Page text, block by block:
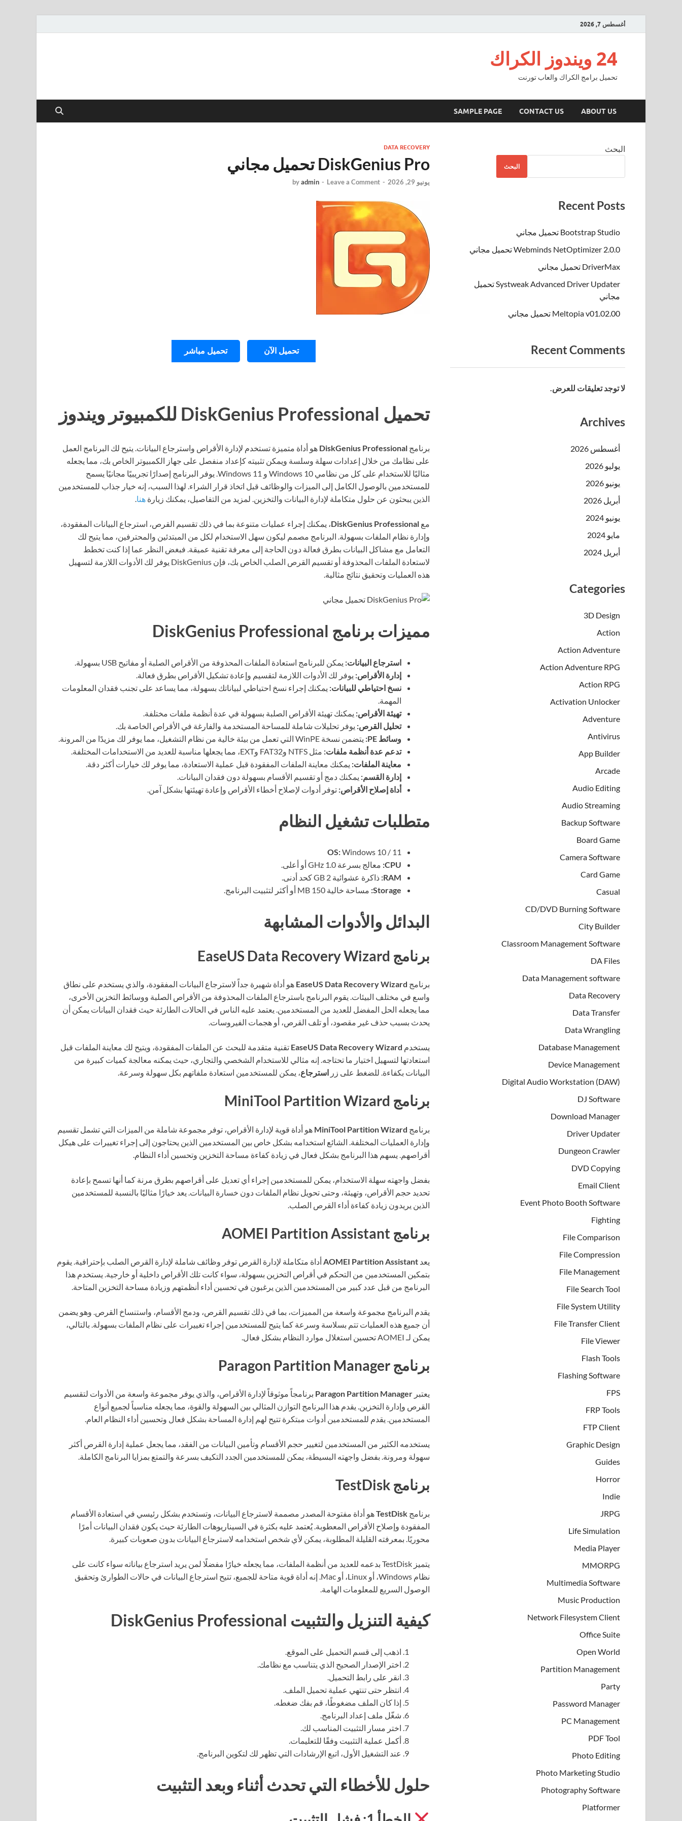
أغسطس 7, 2026
24 ويندوز الكراك
تحميل برامج الكراك والعاب تورنت
ABOUT US
CONTACT US
SAMPLE PAGE
DATA RECOVERY
DiskGenius Pro تحميل مجاني
يونيو 29, 2026 -
byadmin - Leave a Comment
تحميل الآن تحميل مباشر
تحميل DiskGenius Professional للكمبيوتر ويندوز
برنامج DiskGenius Professional هو أداة متميزة تستخدم لإدارة الأقراص واسترجاع البيانات. يتيح لك البرنامج العمل
على نظامك من خلال إعدادات سهلة وسلسة ويمكن تثبيته كإعداد منفصل على جهاز الكمبيوتر الخاص بك، مما يجعله
مثاليًا للاستخدام على كل من نظامي Windows 10 و Windows 11. يوفر البرنامج إصدارًا تجريبيًا مجانيًا يسمح
للمستخدمين بالوصول الكامل إلى الميزات والوظائف قبل اتخاذ قرار الشراء. لهذا السبب، إنه خيار جذاب للمستخدمين
الذين يبحثون عن حلول متكاملة لإدارة البيانات والتخزين. لمزيد من التفاصيل، يمكنك زيارة هنا.
مع DiskGenius Professional، يمكنك إجراء عمليات متنوعة بما في ذلك تقسيم القرص، استرجاع البيانات المفقودة،
وإدارة نظام الملفات بسهولة. البرنامج مصمم ليكون سهل الاستخدام لكل من المبتدئين والمحترفين، مما يتيح لك
التعامل مع مشاكل البيانات بطرق فعالة دون الحاجة إلى معرفة تقنية عميقة. فبغض النظر عما إذا كنت تخطط
لاستعادة الملفات المحذوفة أو تقسيم القرص الصلب الخاص بك، فإن DiskGenius يوفر لك الأدوات اللازمة لتسهيل
هذه العمليات وتحقيق نتائج مثالية.
مميزات برنامج DiskGenius Professional
استرجاع البيانات: يمكن للبرنامج استعادة الملفات المحذوفة من الأقراص الصلبة أو مفاتيح USB بسهولة.
إدارة الأقراص: يوفر لك الأدوات اللازمة لتقسيم وإعادة تشكيل الأقراص بطرق فعالة.
نسخ احتياطي للبيانات: يمكنك إجراء نسخ احتياطي لبياناتك بسهولة، مما يساعد على تجنب فقدان المعلومات
المهمة.
تهيئة الأقراص: يمكنك تهيئة الأقراص الصلبة بسهولة في عدة أنظمة ملفات مختلفة.
تحليل القرص: يوفر تحليلات شاملة للمساحة المستخدمة والفارغة في الأقراص الخاصة بك.
وسائط PE:
يتضمن نسخة WinPE التي تعمل من بيئة خالية من نظام التشغيل، مما يوفر لك مزيدًا من المرونة.
تدعم عدة أنظمة ملفات: مثل NTFS وFAT32 وEXT، مما يجعلها مناسبة للعديد من الاستخدامات المختلفة.
معاينة الملفات: يمكنك معاينة الملفات المفقودة قبل عملية الاستعادة، مما يوفر لك خيارات أكثر دقة.
إدارة القسم: يمكنك دمج أو تقسيم الأقسام بسهولة دون فقدان البيانات.
أداة إصلاح الأقراص: توفر أدوات لإصلاح أخطاء الأقراص وإعادة تهيئتها بشكل آمن.
متطلبات تشغيل النظام
OS:Windows 10 / 11
CPU: معالج بسرعة 1.0 GHz أو أعلى.
RAM: ذاكرة عشوائية 2 GB كحد أدنى.
Storage: مساحة خالية 150 MB أو أكثر لتثبيت البرنامج.
البدائل والأدوات المشابهة
برنامج EaseUS Data Recovery Wizard
برنامج EaseUS Data Recovery Wizard هو أداة شهيرة جداً لاسترجاع البيانات المفقودة، والذي يستخدم على نطاق
واسع في مختلف البيئات. يقوم البرنامج باسترجاع الملفات المحذوفة من الأقراص الصلبة ووسائط التخزين الأخرى،
مما يجعله الحل المفضل للعديد من المستخدمين. يعتمد عليه الناس في الحالات الطارئة حيث فقدان البيانات يمكن أن
يحدث بسبب حذف غير مقصود، أو تلف القرص، أو هجمات الفيروسات.
يستخدم EaseUS Data Recovery Wizard تقنية متقدمة للبحث عن الملفات المفقودة، ويتيح لك معاينة الملفات قبل
استعادتها لتسهيل اختيار ما تحتاجه. إنه مثالي للاستخدام الشخصي والتجاري، حيث يمكنه معالجة كميات كبيرة من
البيانات بكفاءة. للضغط على زر استرجاع، يمكن للمستخدمين استعادة ملفاتهم بكل سهولة وسرعة.
برنامج MiniTool Partition Wizard
برنامج MiniTool Partition Wizard هو أداة قوية لإدارة الأقراص، توفر مجموعة شاملة من الميزات التي تشمل تقسيم
وإدارة العمليات المختلفة. الشائع استخدامه بشكل خاص بين المستخدمين الذين يحتاجون إلى إجراء تغييرات على هيكل
أقراصهم. يسهم هذا البرنامج بشكل فعال في زيادة كفاءة مساحة التخزين وتحسين أداء النظام.
بفضل واجهته سهلة الاستخدام، يمكن للمستخدمين إجراء أي تعديل على أقراصهم بطرق مرنة كما أنها تسمح بإعادة
تحديد حجم الأقراص، وتهيئة، وحتى تحويل نظام الملفات دون خسارة البيانات. يعد خيارًا مثاليًا بالنسبة للمستخدمين
الذين يريدون زيادة كفاءة أداء القرص الصلب.
برنامج AOMEI Partition Assistant
يعد AOMEI Partition Assistantأداة متكاملة لإدارة القرص توفر وظائف شاملة لإدارة القرص الصلب بإحترافية. يقوم
بتمكين المستخدمين من التحكم في أقراص التخزين بسهولة، سواء كانت تلك الأقراص داخلية أو خارجية. يستخدم هذا
البرنامج من قبل عدد كبير من المستخدمين الذين يرغبون في تحسين أداء أنظمتهم وزيادة مساحة التخزين المتاحة.
يقدم البرنامج مجموعة واسعة من المميزات، بما في ذلك تقسيم القرص، ودمج الأقسام، واستنساخ القرص. وهو يضمن
أن جميع هذه العمليات تتم بسلاسة وسرعة كما يتيح للمستخدمين إجراء تغييرات على نظام الملفات بسهولة. بالتالي،
يمكن لـ AOMEI تحسين استغلال موارد النظام بشكل فعال.
برنامج Paragon Partition Manager
يعتبر Paragon Partition Manager برنامجاً موثوقاً لإدارة الأقراص، والذي يوفر مجموعة واسعة من الأدوات لتقسيم
القرص وإدارة التخزين. يقدم هذا البرنامج التوازن المثالي بين السهولة والقوة، مما يجعله مناسباً لجميع أنواع
المستخدمين. يقدم للمستخدمين أدوات مبتكرة تتيح لهم إدارة المساحة بشكل فعال وتحسين أداء النظام العام.
يستخدمه الكثير من المستخدمين لتغيير حجم الأقسام وتأمين البيانات من الفقد، مما يجعل عملية إدارة القرص أكثر
سهولة ومرونة. بفضل واجهته البسيطة، يمكن للمستخدمين الجدد التكيف بسرعة والتمتع بمزايا البرنامج الكاملة.
برنامج TestDisk
برنامج TestDiskهو أداة مفتوحة المصدر مصممة لاسترجاع البيانات، وتستخدم بشكل رئيسي في استعادة الأقسام
المفقودة وإصلاح الأقراص المعطوبة. يُعتمد عليه بكثرة في السيناريوهات الطارئة حيث يكون فقدان البيانات أمرًا
محوريًا. بمعرفته القليلة المطلوبة، يمكن لأي شخص استخدامه لاسترجاع البيانات بدون صعوبات كبيرة.
يتميز TestDisk بدعمه للعديد من أنظمة الملفات، مما يجعله خيارًا مفضلًا لمن يريد استرجاع بياناته سواء كانت على
نظام Windows، أو Linux، أو Mac. إنه أداة قوية متاحة للجميع، تتيح استرجاع البيانات في حالات الطوارئ وتحقيق
الوصول السريع للمعلومات الهامة.
كيفية التنزيل والتثبيت DiskGenius Professional
اذهب إلى قسم التحميل على الموقع.
اختر الإصدار الصحيح الذي يتناسب مع نظامك.
انقر على رابط التحميل.
انتظر حتى تنتهي عملية تحميل الملف.
إذا كان الملف مضغوطًا، قم بفك ضغطه.
شغّل ملف إعداد البرنامج.
اختر مسار التثبيت المناسب لك.
أكمل عملية التثبيت وفقًا للتعليمات.
عند التشغيل الأول، اتبع الإرشادات التي تظهر لك لتكوين البرنامج.
حلول للأخطاء التي تحدث أثناء وبعد التثبيت
البحث
البحث
Recent Posts
Bootstrap Studio تحميل مجاني
Webminds NetOptimizer 2.0.0 تحميل مجاني
DriverMax تحميل مجاني
Systweak Advanced Driver Updater تحميل
مجاني
Meltopia v01.02.00 تحميل مجاني
Recent Comments
لا توجد تعليقات للعرض.
Archives
أغسطس 2026
يوليو 2026
يونيو 2026
أبريل 2026
يونيو 2024
مايو 2024
أبريل 2024
Categories
3D Design
Action
Action Adventure
Action Adventure RPG
Action RPG
Activation Unlocker
Adventure
Antivirus
App Builder
Arcade
Audio Editing
Audio Streaming
Backup Software
Board Game
Camera Software
Card Game
Casual
CD/DVD Burning Software
City Builder
Classroom Management Software
DA Files
Data Management software
Data Recovery
Data Transfer
Data Wrangling
Database Management
Device Management
Digital Audio Workstation (DAW)
DJ Software
Download Manager
Driver Updater
Dungeon Crawler
DVD Copying
Email Client
Event Photo Booth Software
Fighting
File Comparison
File Compression
File Management
File Search Tool
File System Utility
File Transfer Client
File Viewer
Flash Tools
Flashing Software
FPS
FRP Tools
FTP Client
Graphic Design
Guides
Horror
Indie
JRPG
Life Simulation
Media Player
MMORPG
Multimedia Software
Music Production
Network Filesystem Client
Office Suite
Open World
Partition Management
Party
Password Manager
PC Management
PDF Tool
Photo Editing
Photo Marketing Studio
Photography Software
Platformer